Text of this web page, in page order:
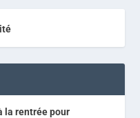
la rentrée pour